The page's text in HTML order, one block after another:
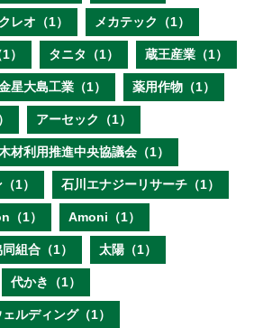
クレオ（1） メカテック（1）
） タニタ（1） 蔵王産業（1）
星大島工業（1） 薬用作物（1）
アーセック（1）
材利用推進中央協議会（1）
1） 石川エナジーリサーチ（1）
1） Amoni（1）
組合（1） 太陽（1）
代かき（1）
ルディング（1）